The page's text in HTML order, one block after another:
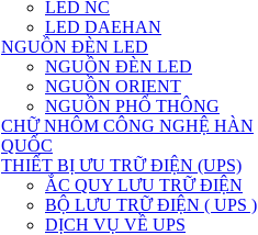
LED NC
LED DAEHAN
NGUỒN ĐÈN LED
NGUỒN ĐÈN LED
NGUỒN ORIENT
NGUỒN PHỔ THÔNG
CHỮ NHÔM CÔNG NGHỆ HÀN
QUỐC
THIẾT BỊ ƯU TRỮ ĐIỆN (UPS)
ẮC QUY LƯU TRỮ ĐIỆN
BỘ LƯU TRỮ ĐIỆN ( UPS )
DỊCH VỤ VỀ UPS